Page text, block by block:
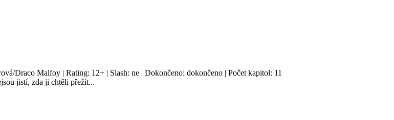
Draco Malfoy | Rating: 12+ | Slash: ne | Dokončeno: dokončeno | Počet kapitol: 11
jistí, zda ji chtěli přežít...